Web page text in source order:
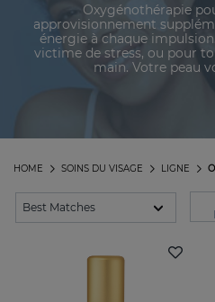
Oxygénothérapie
approvisionnement
énergie à chaque
victime de stress, ou pour
main. Votre peau
LIGNE
SOINS DU VISAGE
HOME